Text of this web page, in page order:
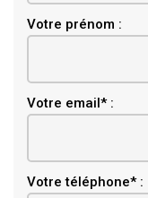
Votre prénom :
Votre email* :
Votre téléphone* :